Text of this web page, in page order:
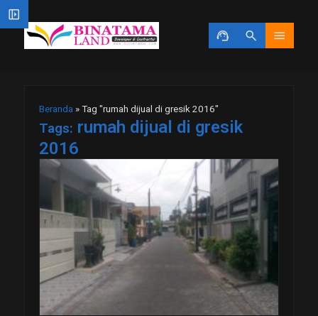
support_agent search menu
Beranda »Tag "rumah dijual di gresik 2016"
Tags: rumah dijual di gresik
2016
left_panel_open